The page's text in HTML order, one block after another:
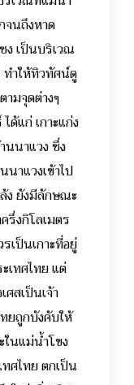
จนถึงหาด
ง เป็นบริเวณ
ทำให้ทิวทัศน์ดู
มจุดต่างๆ
ด้แก่ เกาะแก่ง
นนาแวง ซึ่ง
าแวงเข้าไป
ง ยังมีลักษณะ
รึ่งกิโลเมตร
เป็นเกาะที่อยู่
เทศไทย แต่
สเป็นเจ้า
ยถูกบังคับให้
ในแม่น้ำโขง
ทศไทย ตกเป็น